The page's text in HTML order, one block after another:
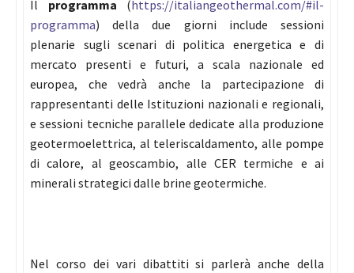
Il programma (https://italiangeothermal.com/#il-
programma) della due giorni include sessioni
plenarie sugli scenari di politica energetica e di
mercato presenti e futuri, a scala nazionale ed
europea, che vedrà anche la partecipazione di
rappresentanti delle Istituzioni nazionali e regionali,
e sessioni tecniche parallele dedicate alla produzione
geotermoelettrica, al teleriscaldamento, alle pompe
di calore, al geoscambio, alle CER termiche e ai
minerali strategici dalle brine geotermiche.
Nel corso dei vari dibattiti si parlerà anche della